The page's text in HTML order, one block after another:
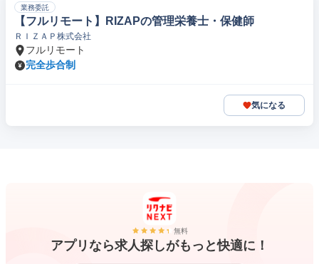
業務委託
【フルリモート】RIZAPの管理栄養士・保健師
ＲＩＺＡＰ株式会社
フルリモート
完全歩合制
気になる
無料
アプリなら求人探しがもっと快適に！